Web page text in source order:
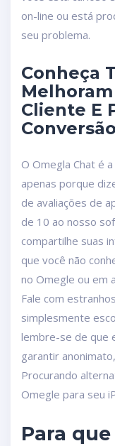
on-line ou está
seu problema.
Conheça
Cliente E
O Omegla Chat é
apenas porque
de avaliações de
de 10 ao nosso
compartilhe suas
que você não
no Omegle ou em
Fale com
simplesmente
lembre-se de que
garantir
Procurando
Omegle para seu
Para